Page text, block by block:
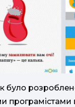
було
програмістами